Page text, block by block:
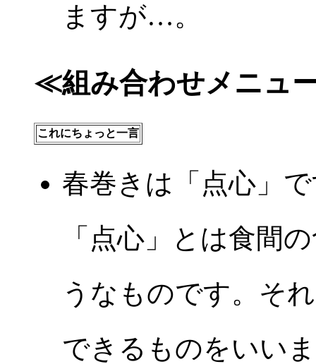
ますが…。
≪組み合わせメニュ
これにちょっと一言
春巻きは「点心」
「点心」とは食間
うなものです。そ
できるものをいい